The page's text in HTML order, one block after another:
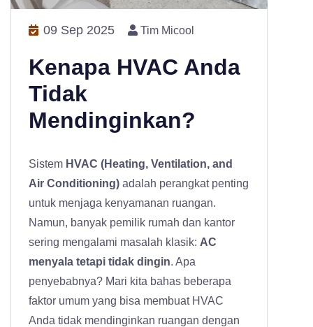
09 Sep 2025 Tim Micool
Kenapa HVAC Anda
Tidak
Mendinginkan?
Sistem HVAC (Heating, Ventilation, and
Air Conditioning) adalah perangkat penting
untuk menjaga kenyamanan ruangan.
Namun, banyak pemilik rumah dan kantor
sering mengalami masalah klasik: AC
menyala tetapi tidak dingin. Apa
penyebabnya? Mari kita bahas beberapa
faktor umum yang bisa membuat HVAC
Anda tidak mendinginkan ruangan dengan